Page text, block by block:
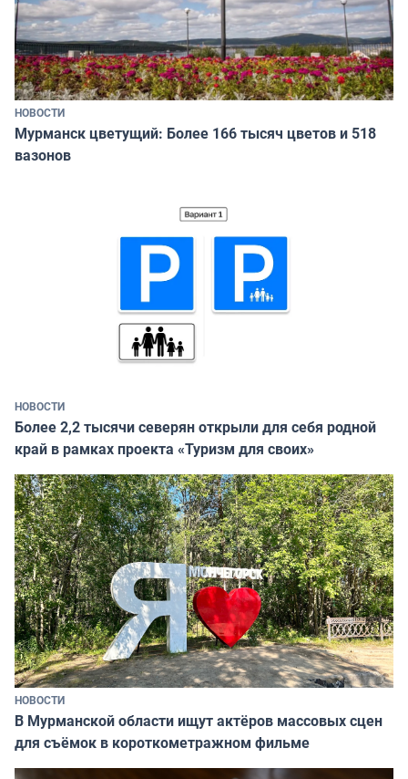
НОВОСТИ
Мурманск цветущий: Более 166 тысяч цветов и 518
вазонов
НОВОСТИ
Более 2,2 тысячи северян открыли для себя родной
край в рамках проекта «Туризм для своих»
НОВОСТИ
В Мурманской области ищут актёров массовых сцен
для съёмок в короткометражном фильме